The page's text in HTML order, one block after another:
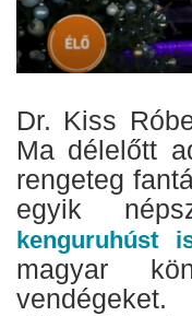
Dr. Kiss
Ma délelőtt
rengeteg
egyik
kenguruhúst
magyar